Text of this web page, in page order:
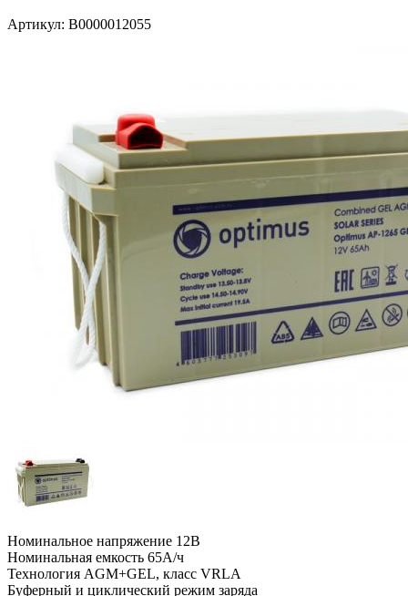
Артикул: В0000012055
Номинальное напряжение 12B
Номинальная емкость 65A/ч
Технология AGM+GEL, класс VRLA
Буферный и циклический режим заряда